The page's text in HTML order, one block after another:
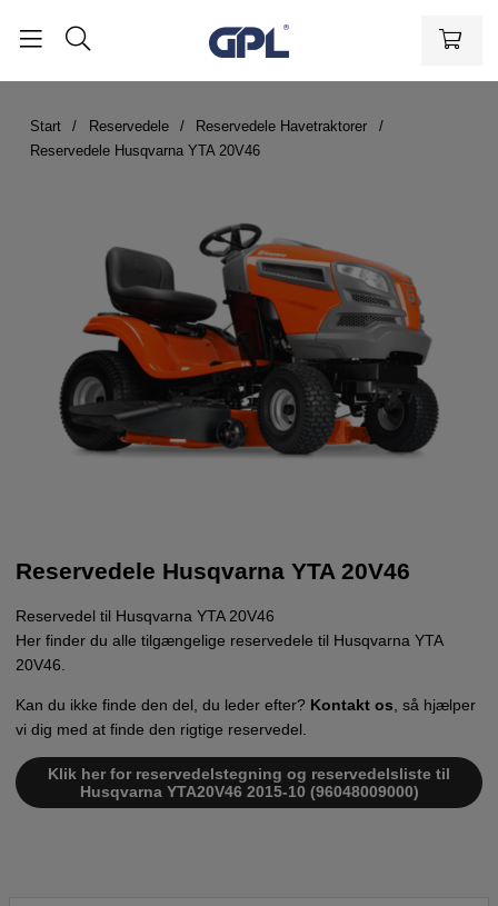
Start Reservedele
Reservedele Havetraktorer
Reservedele Husqvarna YTA 20V46
Reservedele Husqvarna YTA 20V46
Reservedel til Husqvarna YTA 20V46
Her finder du alle tilgængelige reservedele til Husqvarna YTA
20V46.
Kan du ikke finde den del, du leder efter? Kontakt os , så hjælper
vi dig med at finde den rigtige reservedel.
Klik her for reservedelstegning og reservedelsliste til
Husqvarna YTA20V46 2015-10 (96048009000)